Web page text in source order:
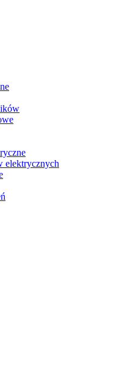
elektrycznych